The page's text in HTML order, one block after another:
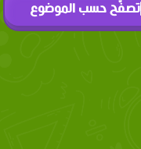
تصفّح حسب الموضوع